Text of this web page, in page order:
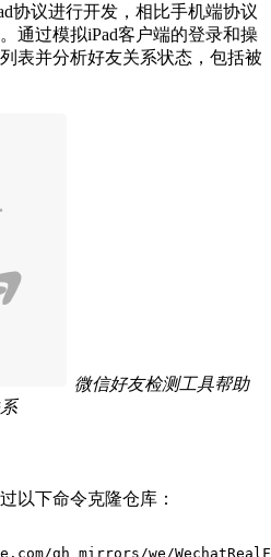
协议进行开发，相比手机端协议
通过模拟iPad客户端的登录和操
表并分析好友关系状态，包括被
微信好友检测工具帮助
以下命令克隆仓库：